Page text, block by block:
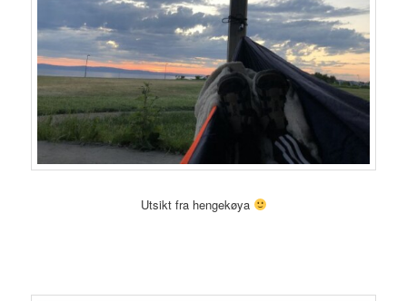
Utsikt fra hengekøya